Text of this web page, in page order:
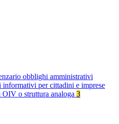
obblighi amministrativi
informativi per cittadini e imprese
OIV o struttura analoga 3